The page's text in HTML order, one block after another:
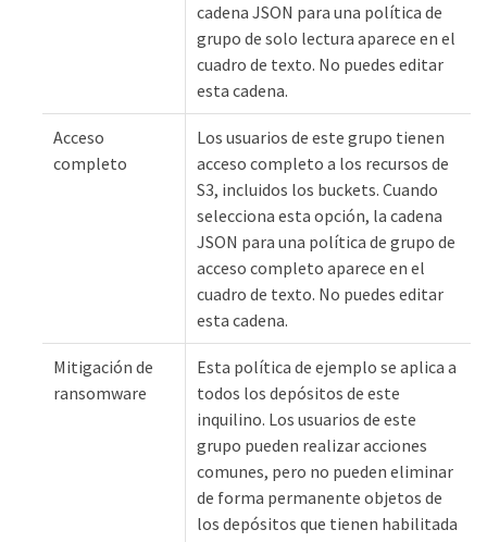
cadena JSON para una política de
grupo de solo lectura aparece en el
cuadro de texto. No puedes editar
esta cadena.
Acceso
completo
Los usuarios de este grupo tienen
acceso completo a los recursos de
S3, incluidos los buckets. Cuando
selecciona esta opción, la cadena
JSON para una política de grupo de
acceso completo aparece en el
cuadro de texto. No puedes editar
esta cadena.
Mitigación de
ransomware
Esta política de ejemplo se aplica a
todos los depósitos de este
inquilino. Los usuarios de este
grupo pueden realizar acciones
comunes, pero no pueden eliminar
de forma permanente objetos de
los depósitos que tienen habilitada